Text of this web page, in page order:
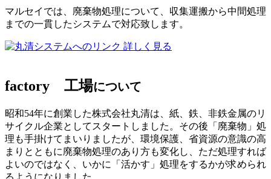
マルセイでは、廃棄物処理について、収集運搬から中間処理
までの一貫したシステムで対応致します。
詳しく見る
factory 工場について
昭和54年に創業した株式会社丸清は、紙、鉄、非鉄金属のリ
サイクル企業としてスタートしました。その後「廃棄物」処
理も手掛けてまいりましたが、環境保護、省資源の意識の高
まりとともに廃棄物処理のあり方も変化し、ただ処理すれば
よいのではなく、いかに「活かす」処理をするかが求められ
るようになりました。